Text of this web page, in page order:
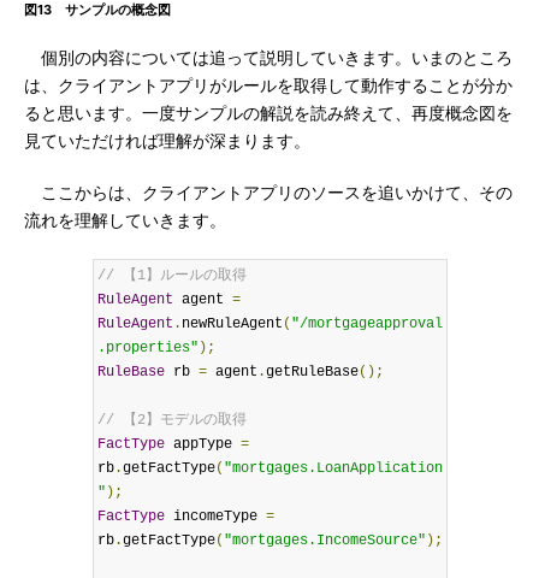
図13 サンプルの概念図
個別の内容については追って説明していきます。いまのところ
は、クライアントアプリがルールを取得して動作することが分か
ると思います。一度サンプルの解説を読み終えて、再度概念図を
見ていただければ理解が深まります。
ここからは、クライアントアプリのソースを追いかけて、その
流れを理解していきます。
// 【1】ルールの取得
RuleAgent agent =
RuleAgent . newRuleAgent ( "/mortgageapproval
.properties" );
RuleBase rb = agent .getRuleBase();
// 【2】モデルの取得
FactType appType =
rb.getFactType( "mortgages.LoanApplication
" );
FactType incomeType =
rb.getFactType( "mortgages.IncomeSource" );